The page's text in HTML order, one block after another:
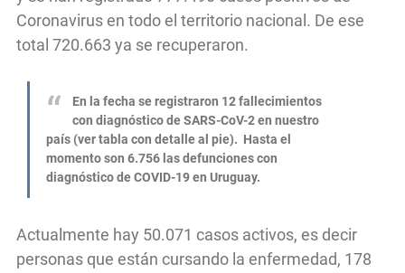
Coronavirus en todo el territorio nacional. De ese
total 720.663 ya se recuperaron.
En la fecha se registraron 12 fallecimientos
con diagnóstico de SARS-CoV-2 en nuestro
país (ver tabla con detalle al pie). Hasta el
momento son 6.756 las defunciones con
diagnóstico de COVID-19 en Uruguay.
Actualmente hay 50.071 casos activos, es decir
personas que están cursando la enfermedad, 178